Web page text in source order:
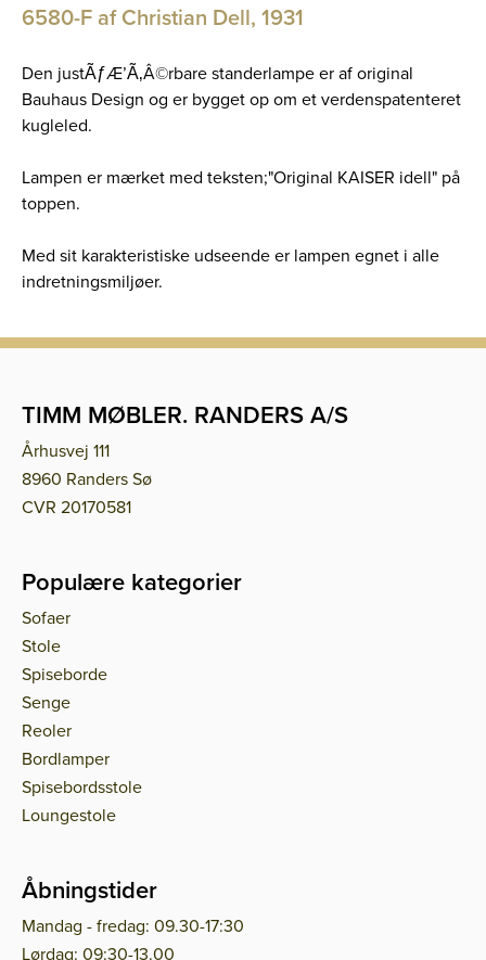
6580-F af Christian Dell, 1931
Den justÃƒÆ’Ã‚Â©rbare standerlampe er af original
Bauhaus Design og er bygget op om et verdenspatenteret
kugleled.
Lampen er mærket med teksten;"Original KAISER idell" på
toppen.
Med sit karakteristiske udseende er lampen egnet i alle
indretningsmiljøer.
TIMM MØBLER. RANDERS A/S
Århusvej 111
8960 Randers Sø
CVR 20170581
Populære kategorier
Sofaer
Stole
Spiseborde
Senge
Reoler
Bordlamper
Spisebordsstole
Loungestole
Åbningstider
Mandag - fredag: 09.30-17:30
Lørdag: 09:30-13.00